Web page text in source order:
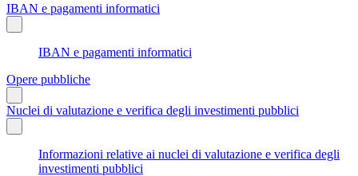
IBAN e pagamenti informatici
IBAN e pagamenti informatici
Opere pubbliche
Nuclei di valutazione e verifica degli investimenti pubblici
Informazioni relative ai nuclei di valutazione e verifica degli
investimenti pubblici